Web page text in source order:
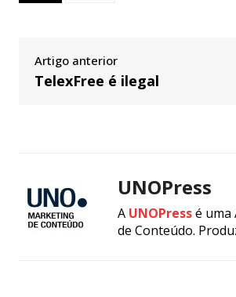
Artigo anterior
TelexFree é ilegal
UNOPress
A UNOPressé uma
de Conteúdo.